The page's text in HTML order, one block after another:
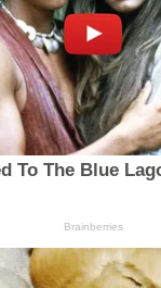
To The Blue
Brainberries